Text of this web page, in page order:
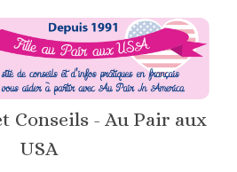
Conseils - Au Pair aux
USA